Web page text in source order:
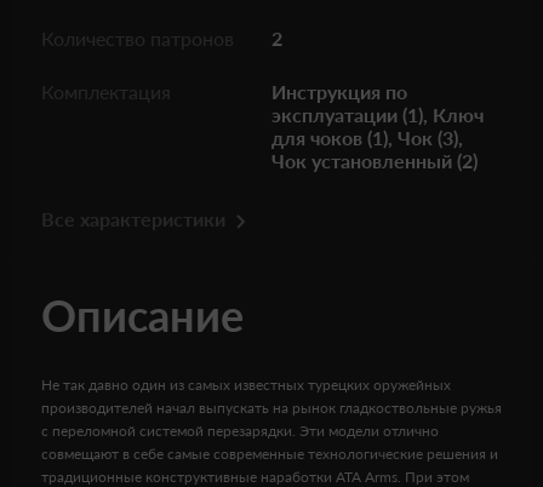
Количество патронов 2
Комплектация
Инструкция по
эксплуатации (1), Ключ
для чоков (1), Чок (3),
Чок установленный (2)
Все характеристики
Описание
Не так давно один из самых известных турецких оружейных
производителей начал выпускать на рынок гладкоствольные ружья
с переломной системой перезарядки. Эти модели отлично
совмещают в себе самые современные технологические решения и
традиционные конструктивные наработки ATA Arms. При этом